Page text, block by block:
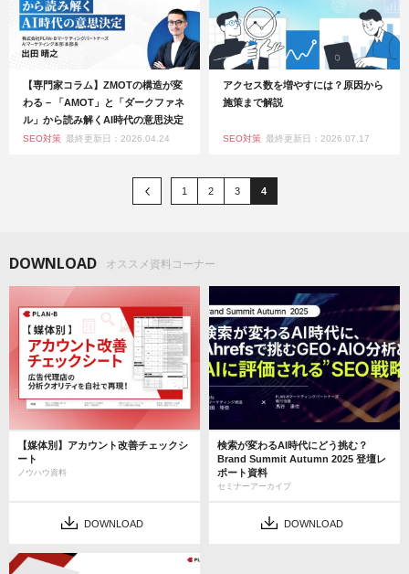
【専門家コラム】ZMOTの構造が変
わる – 「AMOT」と「ダークファネ
ル」から読み解くAI時代の意思決定
SEO対策 最終更新日：2026.04.24
アクセス数を増やすには？原因から
施策まで解説
SEO対策 最終更新日：2026.07.17
1 2 3 4
DOWNLOAD オススメ資料コーナー
【媒体別】アカウント改善チェックシ
ート
ノウハウ資料
DOWNLOAD
検索が変わるAI時代にどう挑む？
Brand Summit Autumn 2025 登壇レ
ポート資料
セミナーアーカイブ
DOWNLOAD